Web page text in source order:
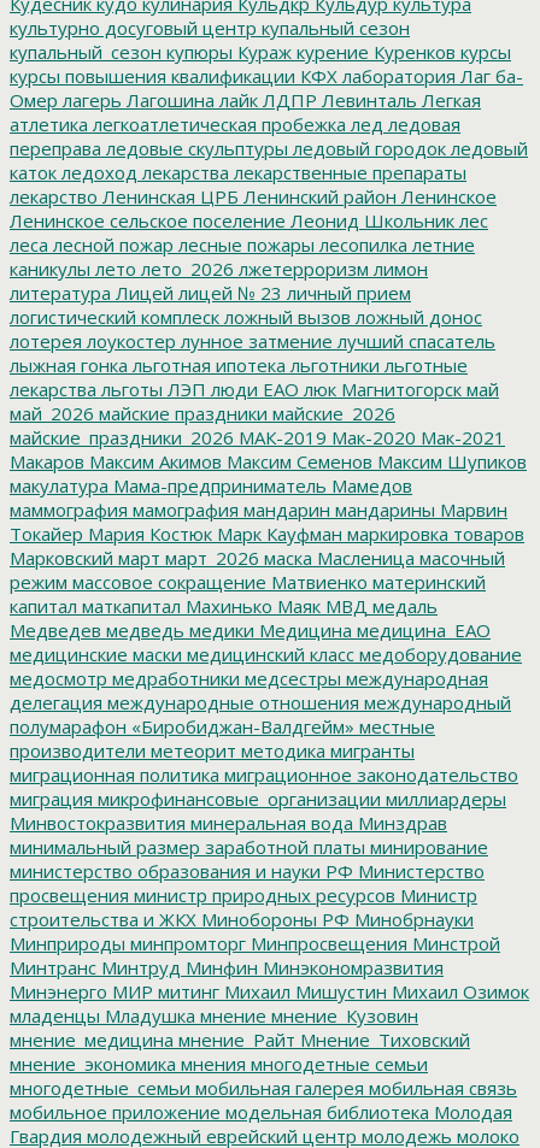
культурно досуговый центр купальный сезон
купальный_сезон купюры Кураж курение Куренков курсы
курсы повышения квалификации КФХ лаборатория Лаг ба-
Омер лагерь Лагошина лайк ЛДПР Левинталь Легкая
атлетика легкоатлетическая пробежка лед ледовая
переправа ледовые скульптуры ледовый городок ледовый
каток ледоход лекарства лекарственные препараты
лекарство Ленинская ЦРБ Ленинский район Ленинское
Ленинское сельское поселение Леонид Школьник лес
леса лесной пожар лесные пожары лесопилка летние
каникулы лето лето_2026 лжетерроризм лимон
литература Лицей лицей № 23 личный прием
логистический комплеск ложный вызов ложный донос
лотерея лоукостер лунное затмение лучший спасатель
лыжная гонка льготная ипотека льготники льготные
лекарства льготы ЛЭП люди ЕАО люк Магнитогорск май
май_2026 майские праздники майские_2026
майские_праздники_2026 МАК-2019 Мак-2020 Мак-2021
Макаров Максим Акимов Максим Семенов Максим Шупиков
макулатура Мама-предприниматель Мамедов
маммография мамография мандарин мандарины Марвин
Токайер Мария Костюк Марк Кауфман маркировка товаров
Марковский март март_2026 маска Масленица масочный
режим массовое сокращение Матвиенко материнский
капитал маткапитал Махинько Маяк МВД медаль
Медведев медведь медики Медицина медицина_ЕАО
медицинские маски медицинский класс медоборудование
медосмотр медработники медсестры международная
делегация международные отношения международный
полумарафон «Биробиджан-Валдгейм» местные
производители метеорит методика мигранты
миграционная политика миграционное законодательство
миграция микрофинансовые_организации миллиардеры
Минвостокразвития минеральная вода Минздрав
минимальный размер заработной платы минирование
министерство образования и науки РФ Министерство
просвещения министр природных ресурсов Министр
строительства и ЖКХ Минобороны РФ Минобрнауки
Минприроды минпромторг Минпросвещения Минстрой
Минтранс Минтруд Минфин Минэкономразвития
Минэнерго МИР митинг Михаил Мишустин Михаил Озимок
младенцы Младушка мнение мнение_Кузовин
мнение_медицина мнение_Райт Мнение_Тиховский
мнение_экономика мнения многодетные семьи
многодетные_семьи мобильная галерея мобильная связь
мобильное приложение модельная библиотека Молодая
Гвардия молодежный еврейский центр молодежь молоко